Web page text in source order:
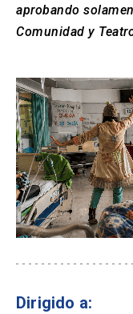
aprobando
Comunidad y
Dirigido a: